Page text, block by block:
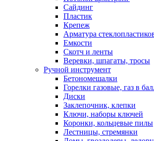
Сайдинг
Пластик
Крепеж
Арматура
Емкости
Скотч и ленты
Веревки, шпагаты, тросы
Ручной инструмент
Бетономешалки
Горелки газовые, газ в
Диски
Заклепочник, клепки
Ключи, наборы ключей
Коронки, кольцевые пилы
Лестницы, стремянки